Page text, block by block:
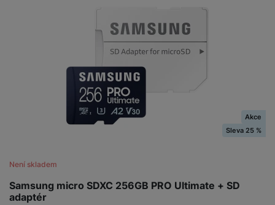
Samsung micro SDXC 256GB PRO Ultimate + SD
adaptér
Není skladem
Akce
Sleva 25 %